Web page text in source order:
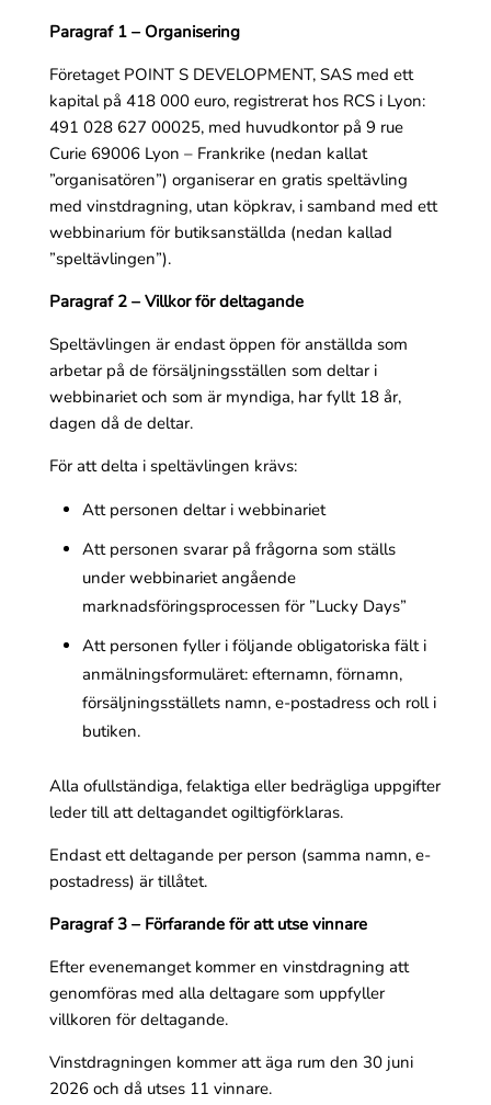
Paragraf 1 – Organisering
Företaget POINT S DEVELOPMENT, SAS med ett
kapital på 418 000 euro, registrerat hos RCS i Lyon:
491 028 627 00025, med huvudkontor på 9 rue
Curie 69006 Lyon – Frankrike (nedan kallat
”organisatören”) organiserar en gratis speltävling
med vinstdragning, utan köpkrav, i samband med ett
webbinarium för butiksanställda (nedan kallad
”speltävlingen”).
Paragraf 2 – Villkor för deltagande
Speltävlingen är endast öppen för anställda som
arbetar på de försäljningsställen som deltar i
webbinariet och som är myndiga, har fyllt 18 år,
dagen då de deltar.
För att delta i speltävlingen krävs:
Att personen deltar i webbinariet
Att personen svarar på frågorna som ställs
under webbinariet angående
marknadsföringsprocessen för ”Lucky Days”
Att personen fyller i följande obligatoriska fält i
anmälningsformuläret: efternamn, förnamn,
försäljningsställets namn, e-postadress och roll i
butiken.
Alla ofullständiga, felaktiga eller bedrägliga uppgifter
leder till att deltagandet ogiltigförklaras.
Endast ett deltagande per person (samma namn, e-
postadress) är tillåtet.
Paragraf 3 – Förfarande för att utse vinnare
Efter evenemanget kommer en vinstdragning att
genomföras med alla deltagare som uppfyller
villkoren för deltagande.
Vinstdragningen kommer att äga rum den 30 juni
2026 och då utses 11 vinnare.